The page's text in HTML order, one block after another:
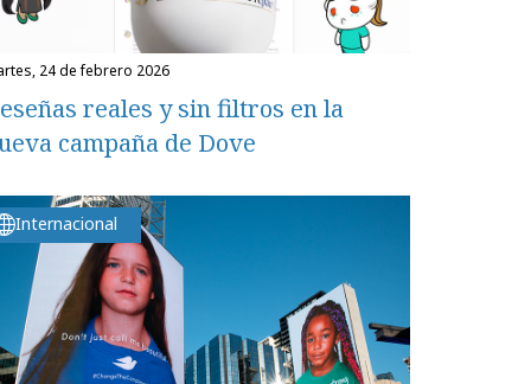
24 de febrero 2026
reales y sin filtros en la
campaña de Dove
Internacional